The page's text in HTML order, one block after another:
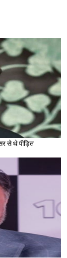
से थे पीड़ित